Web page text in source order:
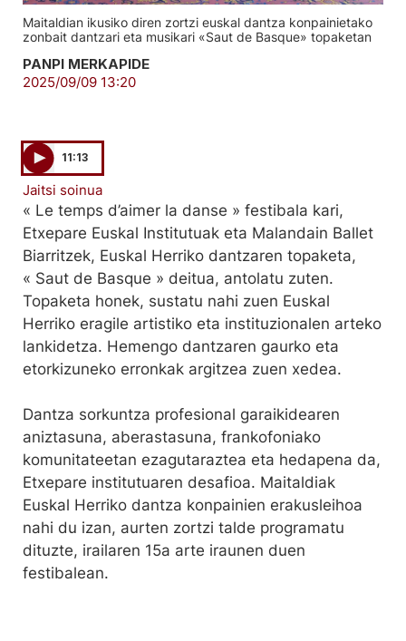
Maitaldian ikusiko diren zortzi euskal dantza konpainietako
zonbait dantzari eta musikari «Saut de Basque» topaketan
PANPI MERKAPIDE
2025/09/09 13:20
11:13
Jaitsi soinua
« Le temps d’aimer la danse » festibala kari,
Etxepare Euskal Institutuak eta Malandain Ballet
Biarritzek, Euskal Herriko dantzaren topaketa,
« Saut de Basque » deitua, antolatu zuten.
Topaketa honek, sustatu nahi zuen Euskal
Herriko eragile artistiko eta instituzionalen arteko
lankidetza. Hemengo dantzaren gaurko eta
etorkizuneko erronkak argitzea zuen xedea.
Dantza sorkuntza profesional garaikidearen
aniztasuna, aberastasuna, frankofoniako
komunitateetan ezagutaraztea eta hedapena da,
Etxepare institutuaren desafioa. Maitaldiak
Euskal Herriko dantza konpainien erakusleihoa
nahi du izan, aurten zortzi talde programatu
dituzte, irailaren 15a arte iraunen duen
festibalean.